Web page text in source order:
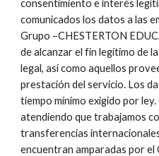
consentimiento e interés
comunicados los datos a las
Grupo –CHESTERTON
de alcanzar el fin legítimo de
legal, así como aquellos
prestación del servicio. Los
tiempo mínimo exigido por
atendiendo que trabajamos
transferencias
encuentran amparadas por el